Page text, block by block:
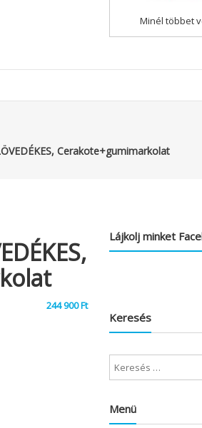
Minél többet
Cerakote+gumimarkolat
244 900Ft
Lájkolj minket
Keresés
Menü